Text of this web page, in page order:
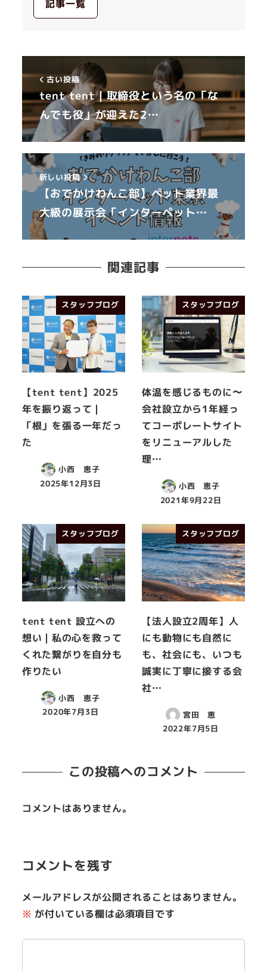
記事一覧
古い投稿
tent tent｜取締役という名の「な
んでも役」が迎えた2…
新しい投稿
【おでかけわんこ部】ペット業界最
大級の展示会「インターペット…
関連記事
スタッフブログ
【tent tent】2025
年を振り返って｜
「根」を張る一年だっ
た
小西 恵子
2025年12月3日
スタッフブログ
体温を感じるものに〜
会社設立から1年経っ
てコーポレートサイト
をリニューアルした
理…
小西 恵子
2021年9月22日
スタッフブログ
tent tent 設立への
想い | 私の心を救って
くれた繋がりを自分も
作りたい
小西 恵子
2020年7月3日
スタッフブログ
【法人設立2周年】人
にも動物にも自然に
も、社会にも、いつも
誠実に丁寧に接する会
社…
宮田 恵
2022年7月5日
この投稿へのコメント
コメントはありません。
コメントを残す
メールアドレスが公開されることはありません。
※ が付いている欄は必須項目です